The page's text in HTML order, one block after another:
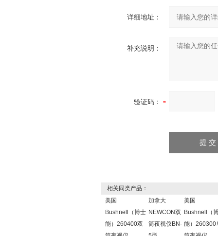
详细地址：
补充说明：
验证码：
相关同类产品：
美国
Bushnell（博士
能）260400双
加拿大
NEWCON双
筒夜视仪BN-
美国
Bushnell（
能）260300